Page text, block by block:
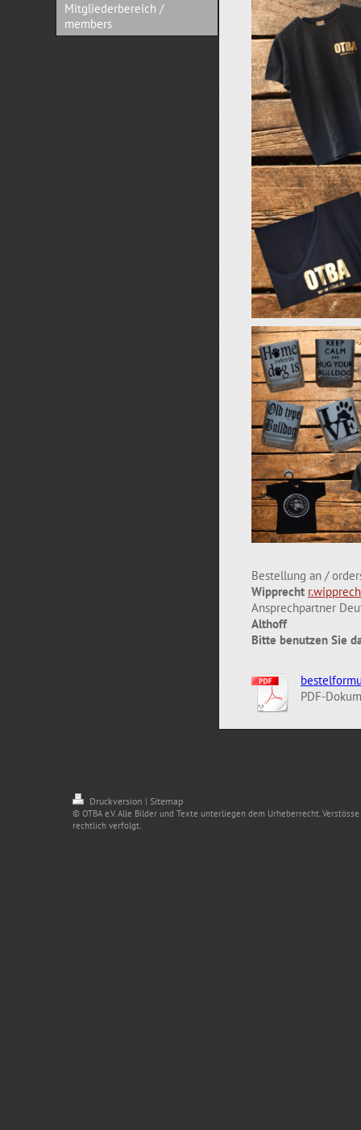
Mitgliederbereich /
members
Bestellung an /
Wipprecht
Ansprechpartner
Althoff
Bitte benutzen Sie
PDF-
Druckversion | Sitemap
© OTBA e.V. Alle Bilder und Texte unterliegen dem Urheberrecht.
rechtlich verfolgt.